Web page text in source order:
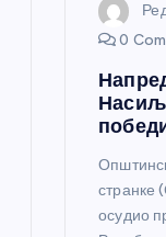
0
странке
осудио